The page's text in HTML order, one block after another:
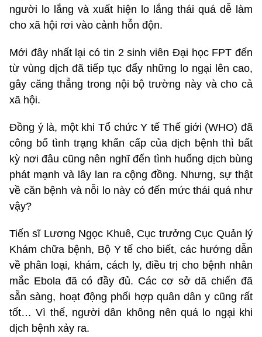
người lo lắng và xuất hiện lo lắng thái quá dễ làm
cho xã hội rơi vào cảnh hỗn độn.
Mới đây nhất lại có tin 2 sinh viên Đại học FPT đến
từ vùng dịch đã tiếp tục đẩy những lo ngại lên cao,
gây căng thẳng trong nội bộ trường này và cho cả
xã hội.
Đồng ý là, một khi Tổ chức Y tế Thế giới (WHO) đã
công bố tình trạng khẩn cấp của dịch bệnh thì bất
kỳ nơi đâu cũng nên nghĩ đến tình huống dịch bùng
phát mạnh và lây lan ra cộng đồng. Nhưng, sự thật
về căn bệnh và nỗi lo này có đến mức thái quá như
vậy?
Tiến sĩ Lương Ngọc Khuê, Cục trưởng Cục Quản lý
Khám chữa bệnh, Bộ Y tế cho biết, các hướng dẫn
về phân loại, khám, cách ly, điều trị cho bệnh nhân
mắc Ebola đã có đầy đủ. Các cơ sở dã chiến đã
sẵn sàng, hoạt động phối hợp quân dân y cũng rất
tốt… Vì thế, người dân không nên quá lo ngại khi
dịch bệnh xảy ra.